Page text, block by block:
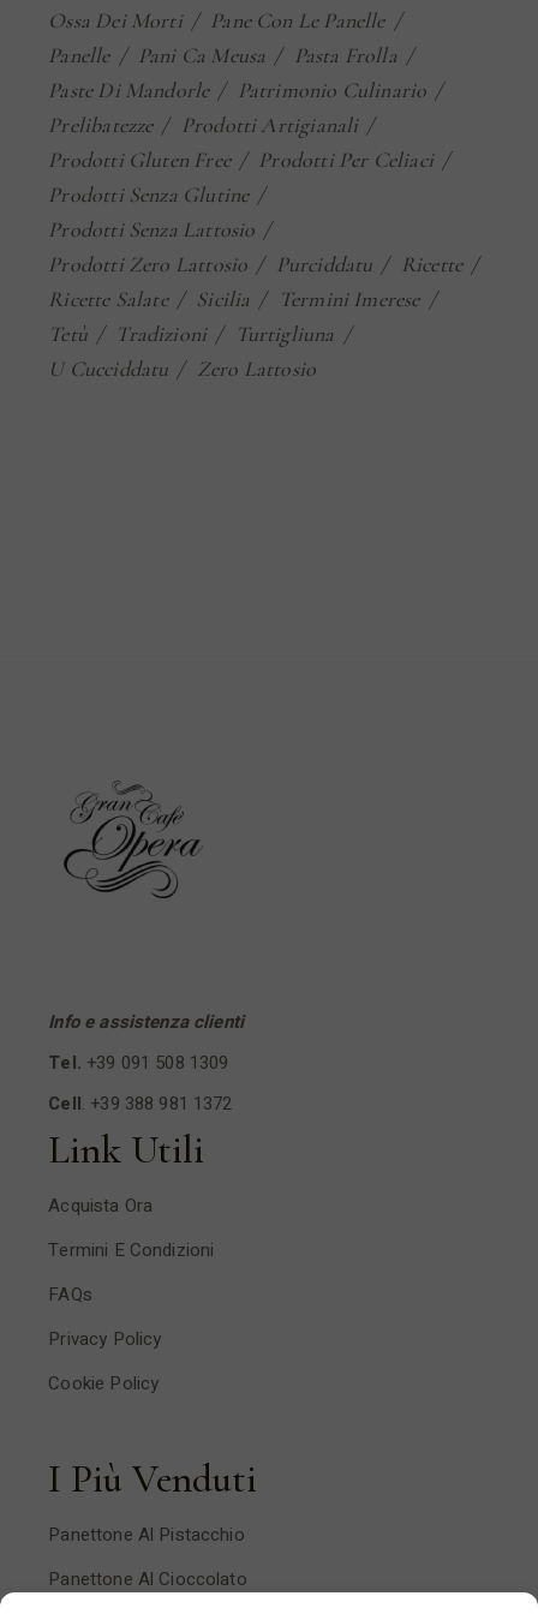
Ossa Dei Morti
Pane Con Le Panelle
Panelle
Pani Ca Meusa
Pasta Frolla
Paste Di Mandorle
Patrimonio Culinario
Prelibatezze
Prodotti Artigianali
Prodotti Gluten Free
Prodotti Per Celiaci
Prodotti Senza Glutine
Prodotti Senza Lattosio
Prodotti Zero Lattosio
Purciddatu
Ricette
Ricette Salate
Sicilia
Termini Imerese
Tetù
Tradizioni
Turtigliuna
U Cucciddatu
Zero Lattosio
Info e assistenza clienti
Tel. +39 091 508 1309
Cell. +39 388 981 1372
Link Utili
Acquista Ora
Termini E Condizioni
FAQs
Privacy Policy
Cookie Policy
I Più Venduti
Panettone Al Pistacchio
Panettone Al Cioccolato